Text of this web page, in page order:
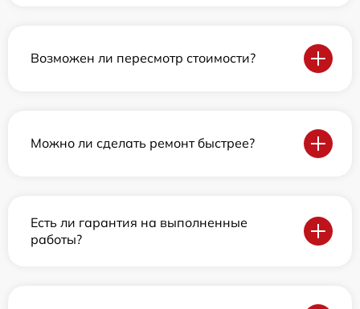
Возможен ли пересмотр стоимости?
Можно ли сделать ремонт быстрее?
Есть ли гарантия на выполненные
работы?